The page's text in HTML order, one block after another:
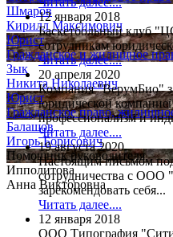
Шмаров
Кирилл Максимович
Юрист
Гражданское и жилищное
Зык
Никита Николаевич
Юрист
Гражданское право,
Балашов
Игорь Борисович
Помощник руководителя
Ипполитова
Анна Викторовна
12 января 2018
Баскетбольный клуб
сотрудникам
Читать далее....
20 апреля 2020
Компания "ВерумБио"
юридической
профессионализм и
Читать далее....
19 августа 2020
Настоящим письмом
сотрудничества с ООО
зарекомендовать себя...
Читать далее....
12 января 2018
ООО Типография